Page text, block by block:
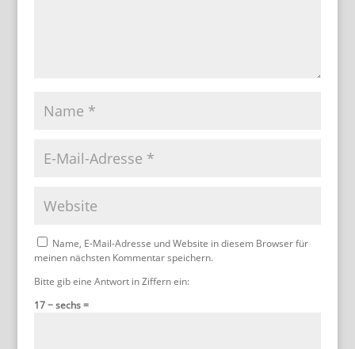
Name, E-Mail-Adresse und Website in diesem Browser für
meinen nächsten Kommentar speichern.
Bitte gib eine Antwort in Ziffern ein:
17 − sechs =